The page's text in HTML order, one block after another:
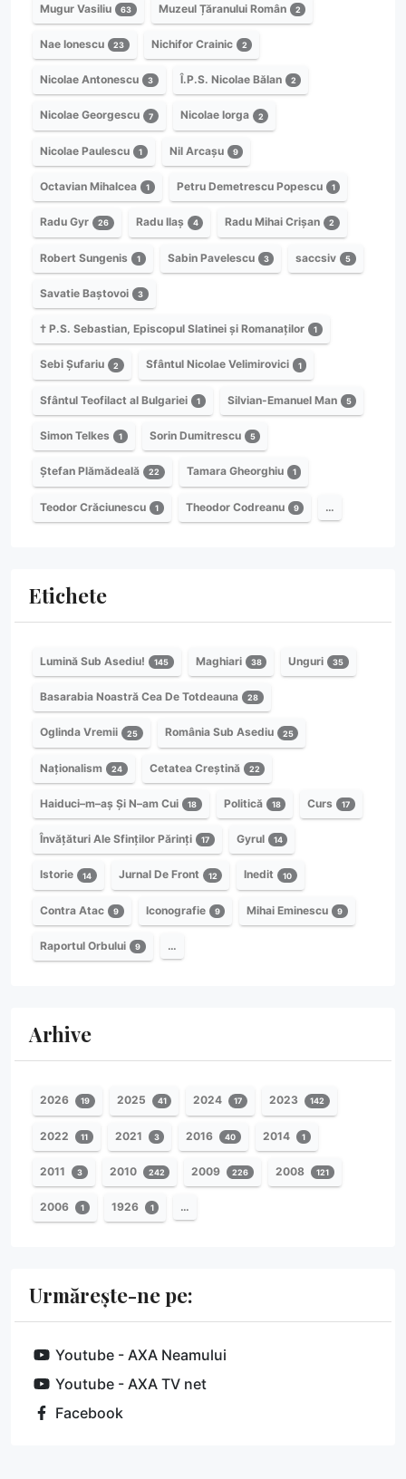
Mugur Vasiliu 63 Muzeul Țăranului Român 2
Nae Ionescu 23 Nichifor Crainic 2
Nicolae Antonescu 3 Î.P.S. Nicolae Bălan 2
Nicolae Georgescu 7 Nicolae Iorga 2
Nicolae Paulescu 1 Nil Arcașu 9
Octavian Mihalcea 1 Petru Demetrescu Popescu 1
Radu Gyr 26 Radu Ilaș 4 Radu Mihai Crișan 2
Robert Sungenis 1 Sabin Pavelescu 3 saccsiv 5
Savatie Baștovoi 3
† P.S. Sebastian, Episcopul Slatinei și Romanaților 1
Sebi Șufariu 2 Sfântul Nicolae Velimirovici 1
Sfântul Teofilact al Bulgariei 1 Silvian-Emanuel Man 5
Simon Telkes 1 Sorin Dumitrescu 5
Ștefan Plămădeală 22 Tamara Gheorghiu 1
Teodor Crăciunescu 1 Theodor Codreanu 9 …
Etichete
Lumină Sub Asediu! 145 Maghiari 38 Unguri 35
Basarabia Noastră Cea De Totdeauna 28
Oglinda Vremii 25 România Sub Asediu 25
Naționalism 24 Cetatea Creștină 22
Haiduci–m–aș Și N–am Cui 18 Politică 18 Curs 17
Învățături Ale Sfinților Părinți 17 Gyrul 14
Istorie 14 Jurnal De Front 12 Inedit 10
Contra Atac 9 Iconografie 9 Mihai Eminescu 9
Raportul Orbului 9 …
Arhive
2026 19 2025 41 2024 17 2023 142
2022 11 2021 3 2016 40 2014 1
2011 3 2010 242 2009 226 2008 121
2006 1 1926 1 …
Urmărește-ne pe:
Youtube - AXA Neamului
Youtube - AXA TV net
Facebook